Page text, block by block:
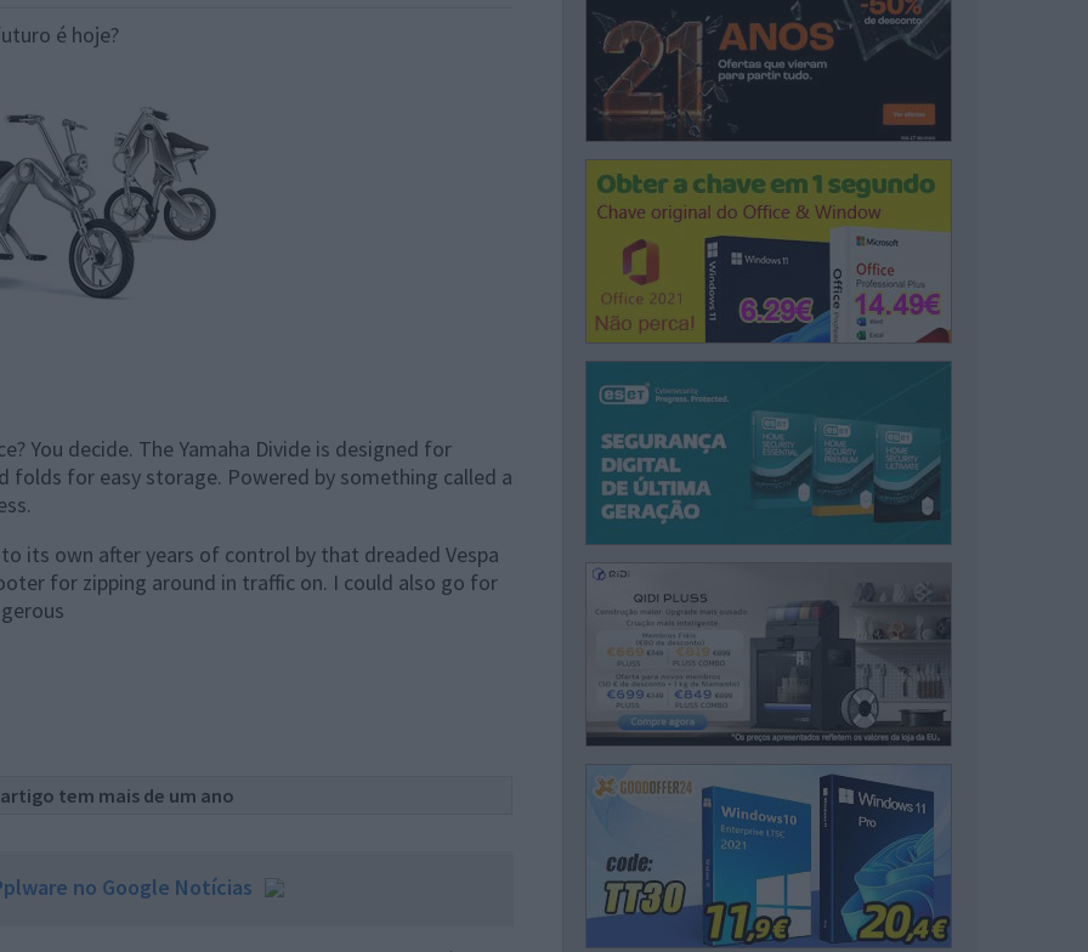
é hoje?
You decide. The Yamaha Divide is designed for
folds for easy storage. Powered by something called a
its own after years of control by that dreaded Vespa
for zipping around in traffic on. I could also go for
tem mais de um ano
no Google Notícias